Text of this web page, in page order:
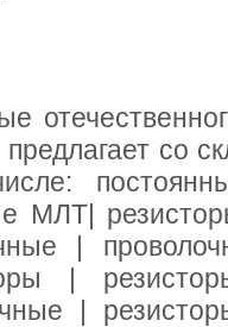
со
МЛТ|
|
|
|